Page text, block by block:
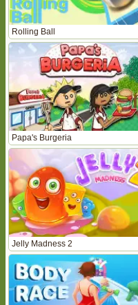
Rolling Ball
Papa's Burgeria
Jelly Madness 2